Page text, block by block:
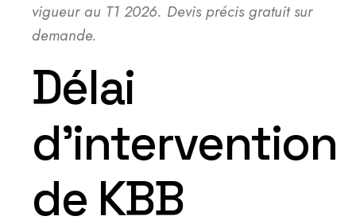
vigueur au T1 2026. Devis précis gratuit sur
demande.
Délai
d’intervention
de KBB